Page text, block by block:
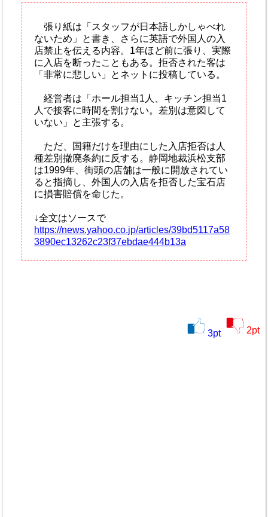
張り紙は「スタッフが日本語しかしゃべれ
ないため」と書き、さらに英語で外国人の入
店禁止を伝える内容。1年ほど前に張り、実際
に入店を断ったこともある。拒否された客は
「非常に悲しい」とネットに投稿している。
経営者は「ホール担当1人、キッチン担当1
人で接客に時間を割けない。差別は意図して
いない」と主張する。
ただ、国籍だけを理由にした入店拒否は人
種差別撤廃条約に反する。静岡地裁浜松支部
は1999年、街頭の店舗は一般に開放されてい
ると指摘し、外国人の入店を拒否した宝石店
に損害賠償を命じた。
↓全文はソースで
https://news.yahoo.co.jp/articles/39bd5117a58
3890ec13262c23f37ebdae444b13a
3pt 2pt